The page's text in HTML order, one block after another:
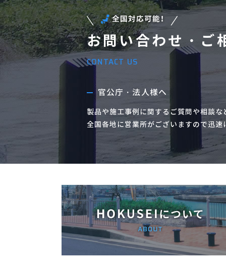
お問い合わせ・ご
CONTACT US
官公庁・法人様へ
製品や施工事例に関するご質問や相談
全国各地に営業所がございますので迅